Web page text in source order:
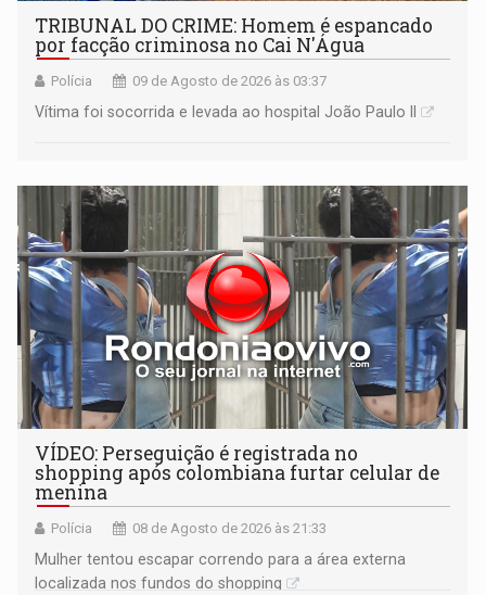
TRIBUNAL DO CRIME: Homem é espancado
por facção criminosa no Cai N'Água
Polícia 09 de Agosto de 2026 às 03:37
Vítima foi socorrida e levada ao hospital João Paulo II
VÍDEO: Perseguição é registrada no
shopping após colombiana furtar celular de
menina
Polícia 08 de Agosto de 2026 às 21:33
Mulher tentou escapar correndo para a área externa
localizada nos fundos do shopping